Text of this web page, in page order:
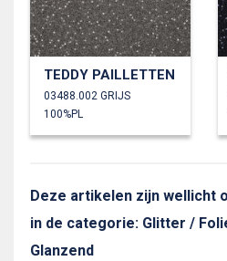
TEDDY PAILLETTEN
03488.002 GRIJS
100%PL
Deze artikelen zijn wellicht
in de categorie: Glitter /
Glanzend